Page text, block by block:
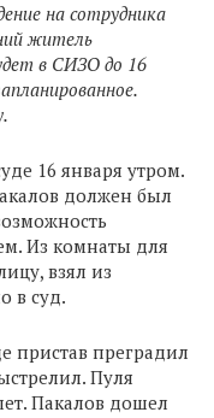
на сотрудника
житель
в СИЗО до 16
16 января утром.
должен был
Из комнаты для
взял из
в суд.
пристав преградил
Пуля
Пакалов дошел